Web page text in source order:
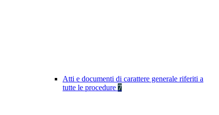
Atti e documenti di carattere generale riferiti a
tutte le procedure 7